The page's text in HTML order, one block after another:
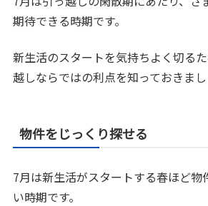
期待できる時期です。
新生活のスタートを気持ちよく切る
越しならではの利点を知っておきまし
物件をじっくり探せる
7月は新生活がスタートする春ほど物
い時期です。